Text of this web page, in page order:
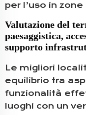
per l’uso in
Valutazione del
paesaggistica,
supporto
Le migliori
equilibrio tra
funzionalità
luoghi con un